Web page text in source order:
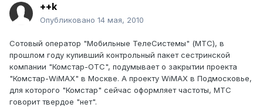
++k
Опубликовано 14 мая, 2010
Сотовый оператор "Мобильные ТелеСистемы" (МТС), в
прошлом году купивший контрольный пакет сестринской
компании "Комстар-ОТС", подумывает о закрытии проекта
"Комстар-WiMAX" в Москве. А проекту WiMAХ в Подмосковье,
для которого "Комстар" сейчас оформляет частоты, МТС
говорит твердое "нет".